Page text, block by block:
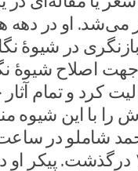
می‌شد. او در دهه
در شیوهٔ
اصلاح شیوهٔ
کرد و تمام آثار
با این شیوه